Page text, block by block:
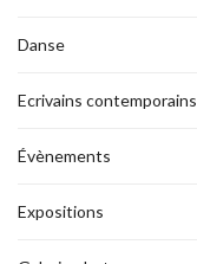
Danse
Ecrivains contemporains
Évènements
Expositions